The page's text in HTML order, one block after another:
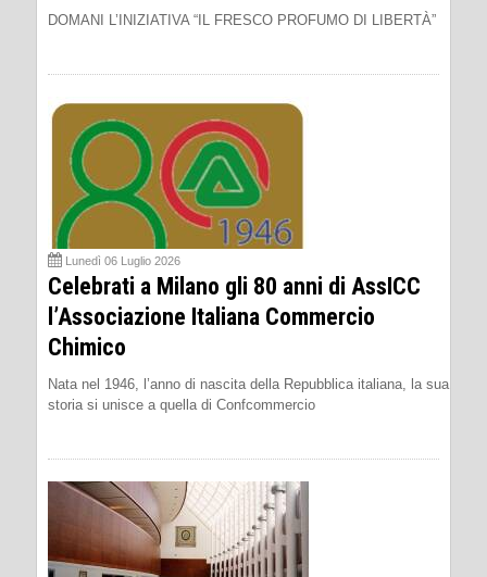
DOMANI L’INIZIATIVA “IL FRESCO PROFUMO DI LIBERTÀ”
Lunedì 06 Luglio 2026
Celebrati a Milano gli 80 anni di AssICC
l’Associazione Italiana Commercio
Chimico
Nata nel 1946, l’anno di nascita della Repubblica italiana, la sua
storia si unisce a quella di Confcommercio